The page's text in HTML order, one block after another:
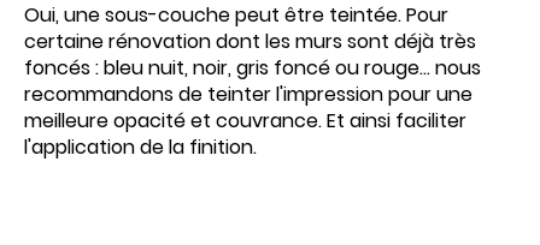
Oui, une sous-couche peut être teintée. Pour
certaine rénovation dont les murs sont déjà très
foncés : bleu nuit, noir, gris foncé ou rouge... nous
recommandons de teinter l'impression pour une
meilleure opacité et couvrance. Et ainsi faciliter
l'application de la finition.